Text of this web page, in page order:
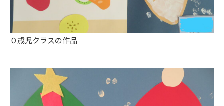
０歳児クラスの作品